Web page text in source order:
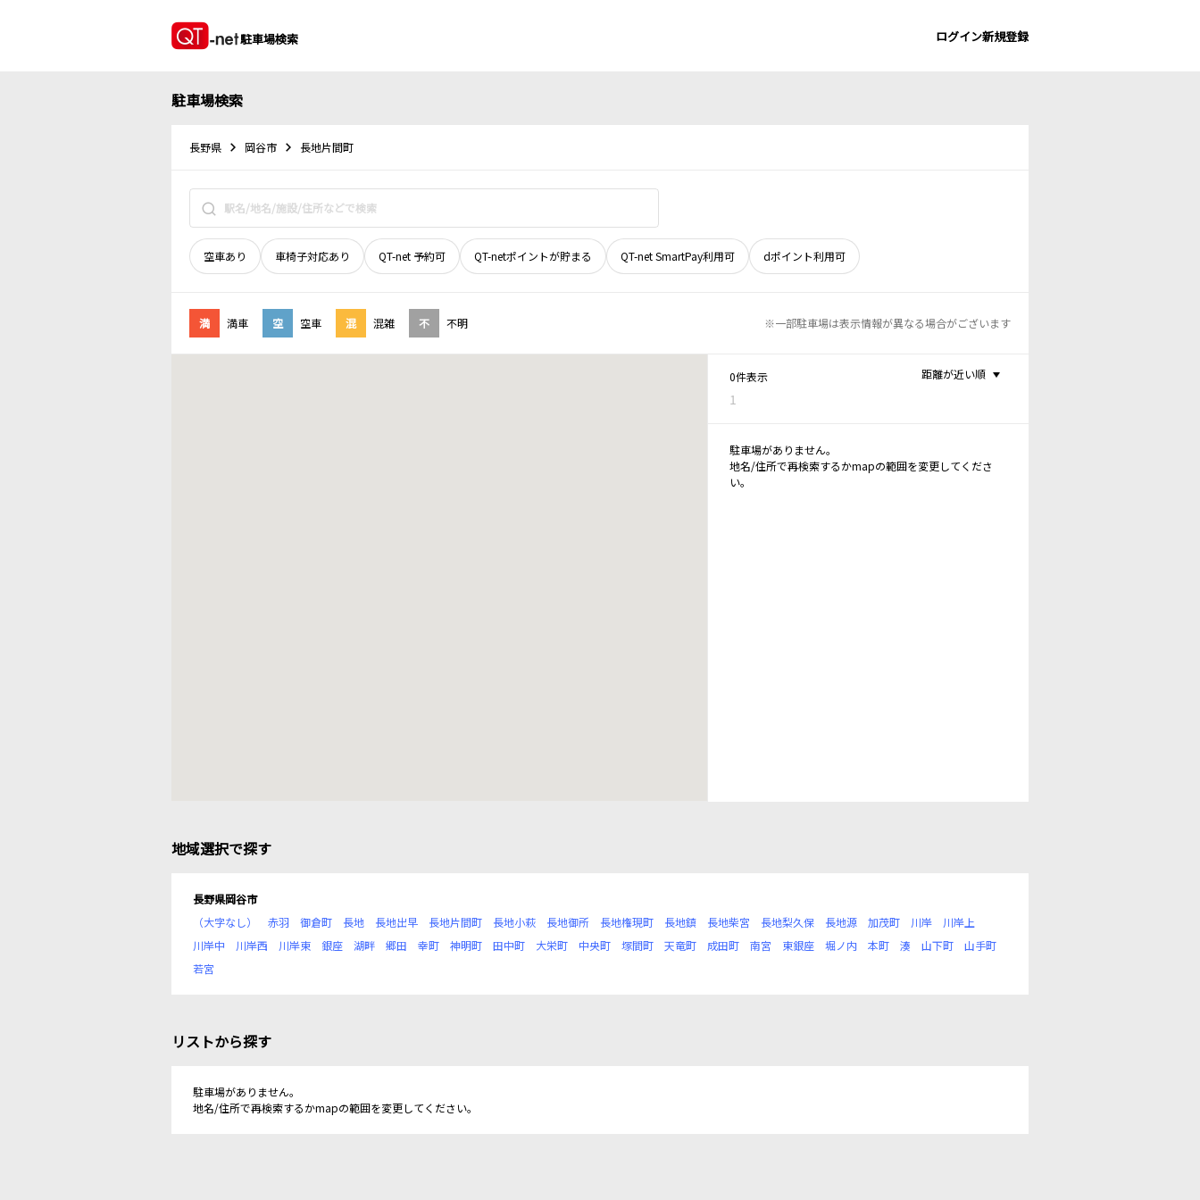
駐車場検索 ログイン新規登録
駐車場検索
長野県 岡谷市 長地片間町
空車あり 車椅子対応あり QT-net 予約可 QT-netポイントが貯まる QT-net SmartPay利用可 dポイント利用可
満 満車 空 空車 混 混雑 不 不明 ※一部駐車場は表示情報が異なる場合がございます
0件表示
1
距離が近い順
駐車場がありません。
地名/住所で再検索するかmapの範囲を変更してくださ
い。
地域選択で探す
長野県岡谷市
（大字なし）
赤羽 御倉町 長地 長地出早 長地片間町 長地小萩 長地御所 長地権現町 長地鎮 長地柴宮 長地梨久保 長地源 加茂町 川岸
川岸上
川岸中
川岸西 川岸東 銀座 湖畔 郷田 幸町 神明町 田中町 大栄町 中央町 塚間町 天竜町 成田町 南宮 東銀座 堀ノ内 本町 湊 山下町
山手町
若宮
リストから探す
駐車場がありません。
地名/住所で再検索するかmapの範囲を変更してください。